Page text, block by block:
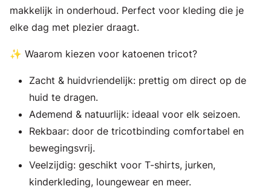
makkelijk in onderhoud. Perfect voor kleding die je
elke dag met plezier draagt.
✨ Waarom kiezen voor katoenen tricot?
Zacht & huidvriendelijk: prettig om direct op de
huid te dragen.
Ademend & natuurlijk: ideaal voor elk seizoen.
Rekbaar: door de tricotbinding comfortabel en
bewegingsvrij.
Veelzijdig: geschikt voor T-shirts, jurken,
kinderkleding, loungewear en meer.